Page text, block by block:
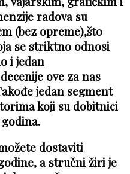
radova su
(bez opreme),što
se striktno odnosi
i jedan
ove za nas
jedan segment
koji su dobitnici
dostaviti
a stručni žiri je